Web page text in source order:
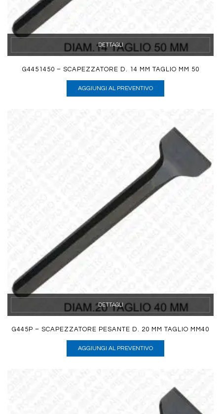
DETTAGLI
G4451450 – SCAPEZZATORE D. 14 MM TAGLIO MM 50
AGGIUNGI AL PREVENTIVO
DETTAGLI
G445P – SCAPEZZATORE PESANTE D. 20 MM TAGLIO MM40
AGGIUNGI AL PREVENTIVO